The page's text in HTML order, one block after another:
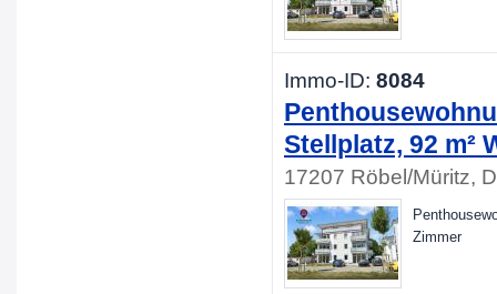
Immo-ID: 8084
Stellplatz, 92 m²
17207 Röbel/Müritz,
Zimmer